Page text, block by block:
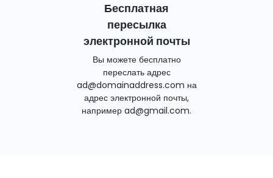
Бесплатная
пересылка
электронной почты
Вы можете бесплатно
переслать адрес
ad@domainaddress.com на
адрес электронной почты,
например ad@gmail.com.